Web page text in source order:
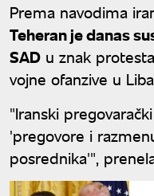
Prema navodima
Teheran je danas
SAD u znak
vojne ofanzive u
"Iranski
'pregovore i
posrednika'",